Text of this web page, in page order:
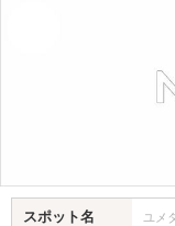
スポット名 ユメ